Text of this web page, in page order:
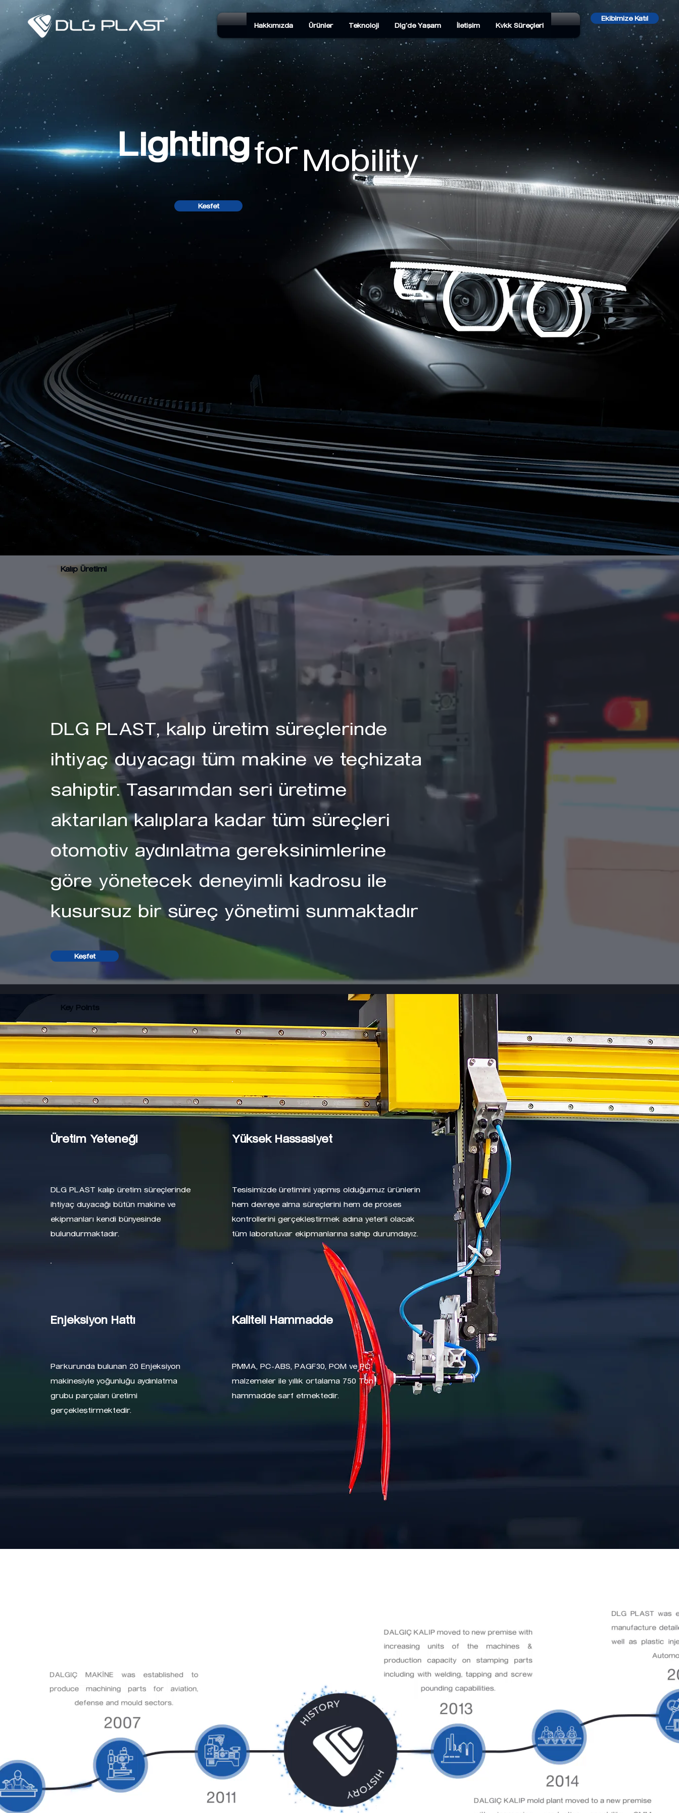
Hakkımızda Ürünler Teknoloji Dlg'de Yaşam İletişim Kvkk Süreçleri
Ekibimize Katıl
LightingforMobility
Kesfet
Kalıp Üretimi
DLG PLAST, kalıp üretim süreçlerinde
ihtiyaç duyacagı tüm makine ve teçhizata
sahiptir. Tasarımdan seri üretime
aktarılan kalıplara kadar tüm süreçleri
otomotiv aydınlatma gereksinimlerine
göre yönetecek deneyimli kadrosu ile
kusursuz bir süreç yönetimi sunmaktadır
Keşfet
Key Points
Üretim Yeteneği
DLG PLAST kalıp üretim süreçlerinde
ihtiyaç duyacağı bütün makine ve
ekipmanları kendi bünyesinde
bulundurmaktadır.
Enjeksiyon Hattı
Parkurunda bulunan 20 Enjeksiyon
makinesiyle yoğunluğu aydınlatma
grubu parçaları üretimi
gerçekleştirmektedir.
Yüksek Hassasiyet
Tesisimizde üretimini yapmış olduğumuz ürünlerin
hem devreye alma süreçlerini hem de proses
kontrollerini gerçekleştirmek adına yeterli olacak
tüm laboratuvar ekipmanlarına sahip durumdayız.
Kaliteli Hammadde
PMMA, PC-ABS, PAGF30, POM ve PC
malzemeler ile yıllık ortalama 750 Ton
hammadde sarf etmektedir.